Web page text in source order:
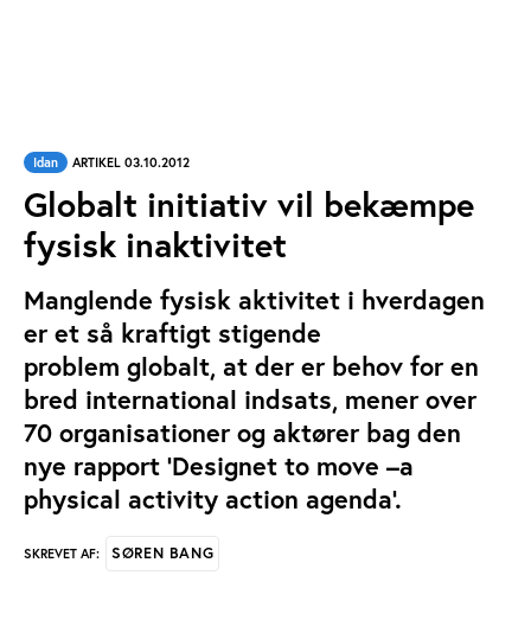
Idan ARTIKEL 03.10.2012
Globalt initiativ vil bekæmpe
fysisk inaktivitet
Manglende fysisk aktivitet i hverdagen
er et så kraftigt stigende
problem globalt, at der er behov for en
bred international indsats, mener over
70 organisationer og aktører bag den
nye rapport ’Designet to move –a
physical activity action agenda’.
SKREVET AF: SØREN BANG